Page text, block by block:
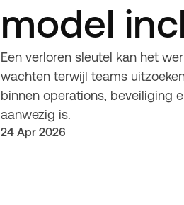
model
Een verloren sleutel kan het
wachten terwijl teams
binnen operations, beveiliging
aanwezig is.
24 Apr 2026